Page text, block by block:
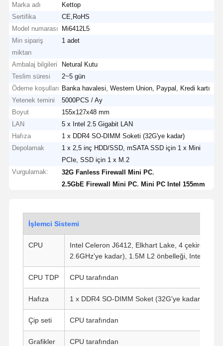
Marka adı
Kettop
Sertifika
CE,RoHS
Model numarası
Mi6412L5
Min sipariş
miktarı
1 adet
Ambalaj bilgileri
Netural Kutu
Teslim süresi
2~5 gün
Ödeme koşulları Banka havalesi, Western Union, Paypal, Kredi kartı
Yetenek temini
5000PCS / Ay
Boyut
155x127x48 mm
LAN
5 x Intel 2.5 Gigabit LAN
Hafıza
1 x DDR4 SO-DIMM Soketi (32G'ye kadar)
Depolamak
1 x 2,5 inç HDD/SSD, mSATA SSD için 1 x Mini
PCIe, SSD için 1 x M.2
Vurgulamak:
32G Fanless Firewall Mini PC
2.5GbE Firewall Mini PC ,Mini PC Intel 155mm
İşlemci Sistemi
CPU
Intel Celeron J6412, Elkhart Lake, 4 çekirdek, 4
2.6GHz'ye kadar), 1.5M L2 önbelleği, Intel UHD
CPU TDP CPU tarafından
Hafıza 1 x DDR4 SO-DIMM Soket (32G'ye kadar)
Çip seti CPU tarafından
Grafikler CPU tarafından